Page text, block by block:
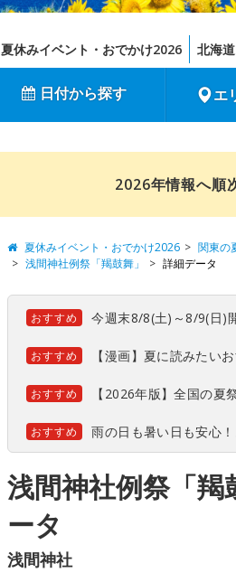
夏休みイベント・おでかけ2026 北海道
日付から探す エ
2026年情報へ順
夏休みイベント・おでかけ2026 関東の
浅間神社例祭「羯鼓舞」
詳細データ
おすすめ 今週末8/8(土)～8/9(日)
おすすめ 【漫画】夏に読みたい
おすすめ 【2026年版】全国の夏
おすすめ 雨の日も暑い日も安心
浅間神社例祭「
ータ
浅間神社